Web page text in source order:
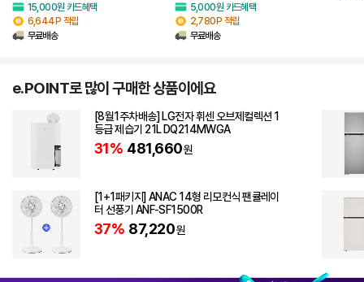
15,000원 카드혜택
6,644P 적립
무료배송
5,000원 카드혜택
2,780P 적립
무료배송
e.POINT로 많이 구매한 상품이에요
[8월1주차배송] LG전자 휘센 오브제컬렉션 1
등급 제습기 21L DQ214MWGA
31% 481,660원
[1+1패키지] ANAC 14형 리모컨식 팬큘레이
터 선풍기 ANF-SF1500R
37% 87,220원